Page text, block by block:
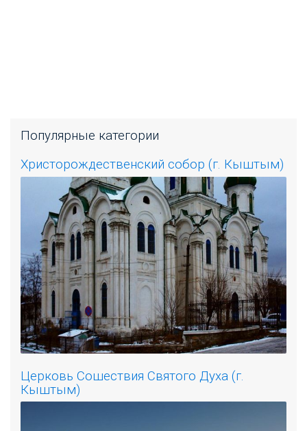
Популярные категории
Христорождественский собор (г. Кыштым)
Церковь Сошествия Святого Духа (г.
Кыштым)